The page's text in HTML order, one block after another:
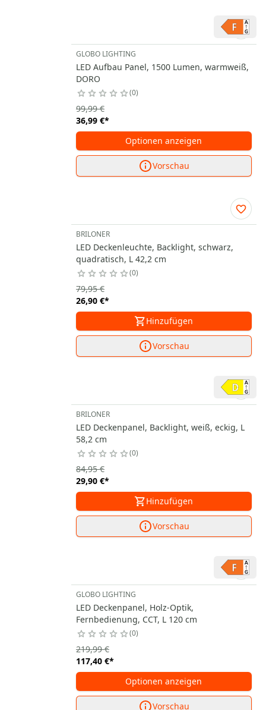
GLOBO LIGHTING
LED Aufbau Panel, 1500 Lumen, warmweiß,
DORO
0
36,99 €*
99,99 €
Optionen anzeigen
Vorschau
BRILONER
LED Deckenleuchte, Backlight, schwarz,
quadratisch, L 42,2 cm
0
26,90 €*
79,95 €
Hinzufügen
Vorschau
BRILONER
LED Deckenpanel, Backlight, weiß, eckig, L
58,2 cm
0
29,90 €*
84,95 €
Hinzufügen
Vorschau
GLOBO LIGHTING
LED Deckenpanel, Holz-Optik,
Fernbedienung, CCT, L 120 cm
0
117,40 €*
219,99 €
Optionen anzeigen
Vorschau